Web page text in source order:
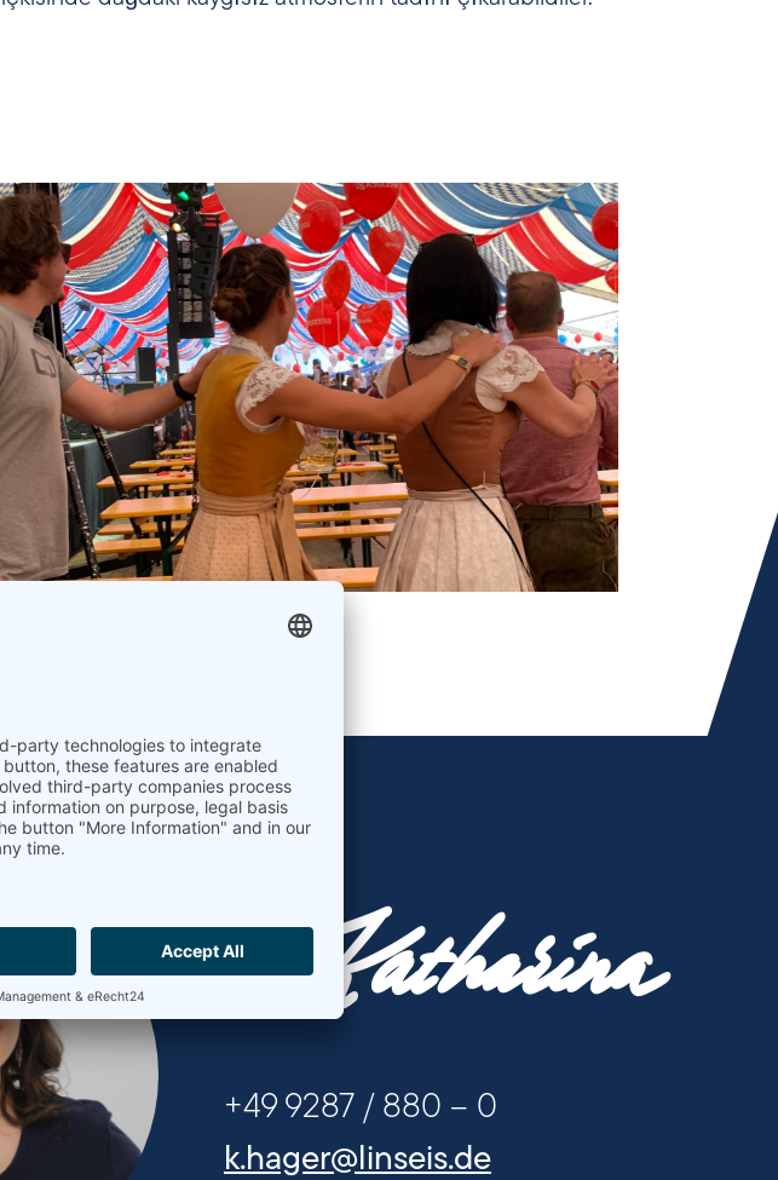
Katharina
+49 9287 / 880 – 0
k.hager@linseis.de